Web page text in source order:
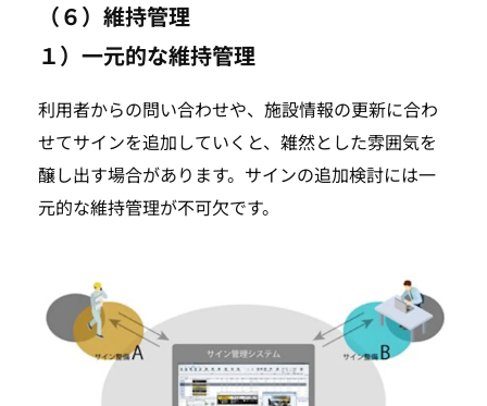
（６）維持管理
１）一元的な維持管理
利用者からの問い合わせや、施設情報の更新に合わ
せてサインを追加していくと、雑然とした雰囲気を
醸し出す場合があります。サインの追加検討には一
元的な維持管理が不可欠です。